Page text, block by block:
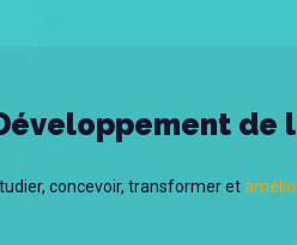
de
concevoir, transformer et